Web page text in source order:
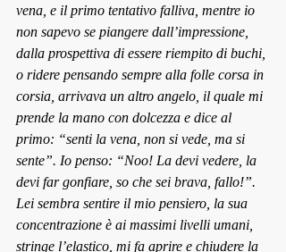
vena, e il primo tentativo falliva, mentre io
non sapevo se piangere dall’impressione,
dalla prospettiva di essere riempito di buchi,
o ridere pensando sempre alla folle corsa in
corsia, arrivava un altro angelo, il quale mi
prende la mano con dolcezza e dice al
primo: “senti la vena, non si vede, ma si
sente”. Io penso: “Noo! La devi vedere, la
devi far gonfiare, so che sei brava, fallo!”.
Lei sembra sentire il mio pensiero, la sua
concentrazione è ai massimi livelli umani,
stringe l’elastico, mi fa aprire e chiudere la